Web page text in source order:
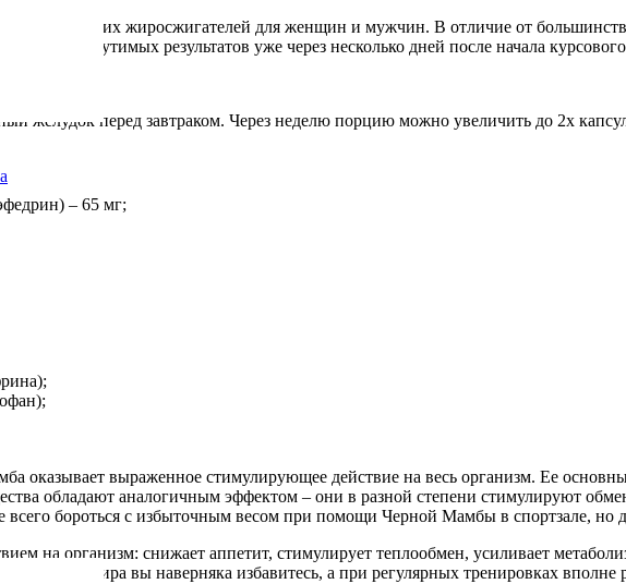
из лучших жиросжигателей для женщин и мужчин. В отличие от
ощутимых результатов уже через несколько дней после начала
желудок перед завтраком. Через неделю порцию можно увеличить до 2х
– 65 мг;
оказывает выраженное стимулирующее действие на весь организм. Ее
обладают аналогичным эффектом – они в разной степени стимулируют
бороться с избыточным весом при помощи Черной Мамбы в спортзале, но
на организм: снижает аппетит, стимулирует теплообмен, усиливает
жира вы наверняка избавитесь, а при регулярных тренировках вполне